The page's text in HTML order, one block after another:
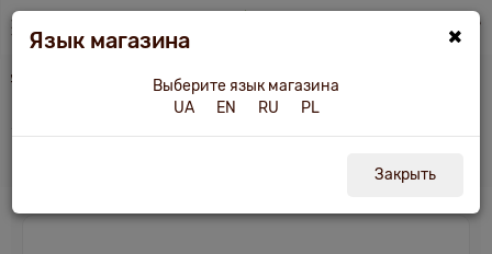
Аксессуары для бани и сауны Запарка для бани и сауны "Ароматная", 70 г
×
Язык магазина
Выберите язык магазина
UA
EN RU PL
Закрыть